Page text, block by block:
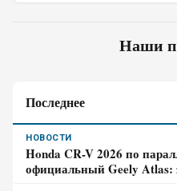
Наши
Последнее
НОВОСТИ
Honda CR-V 2026 по
официальный Geely Atlas: